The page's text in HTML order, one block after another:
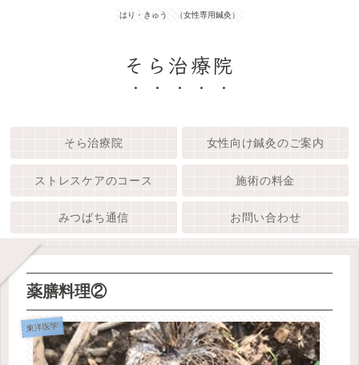
はり・きゅう （女性専用鍼灸）
そら治療院
そら治療院 女性向け鍼灸のご案内
ストレスケアのコース 施術の料金
みつばち通信 お問い合わせ
薬膳料理②
東洋医学